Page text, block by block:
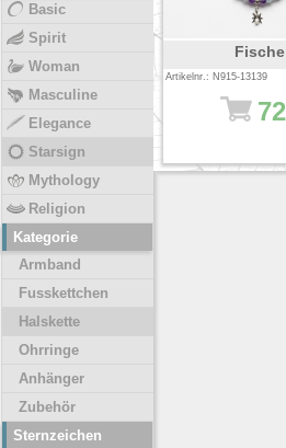
Fische
Artikelnr.: N915-13139
Basic
Spirit
Woman
Masculine
Elegance
Starsign
Mythology
Religion
Kategorie
Armband
Fusskettchen
Halskette
Ohrringe
Anhänger
Zubehör
Sternzeichen